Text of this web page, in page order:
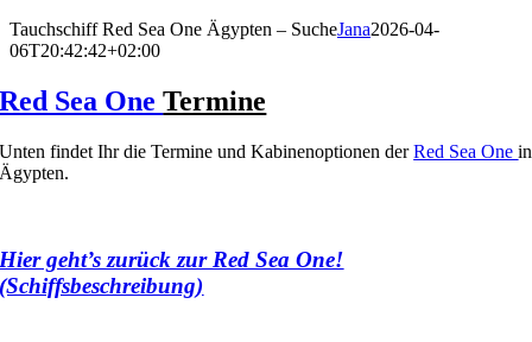
Tauchschiff Red Sea One Ägypten – SucheJana2026-04-
06T20:42:42+02:00
Red Sea OneTermine
Unten findet Ihr die Termine und Kabinenoptionen derRed Sea Onein
Ägypten.
Hier geht’s zurück zur Red Sea One!
(Schiffsbeschreibung)